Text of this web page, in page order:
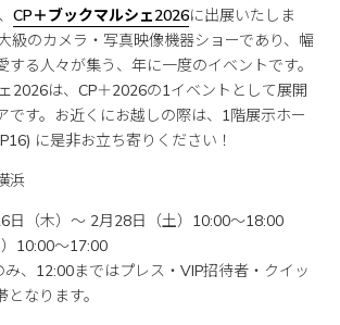
CP＋ブックマルシェ2026に出展いたしま
級のカメラ・写真映像機器ショーであり、幅
する⼈々が集う、年に⼀度のイベントです。
2026は、CP＋2026の1イベントとして展開
です。お近くにお越しの際は、1階展示ホー
に是非お立ち寄りください！
浜
日（木）〜 2月28日（土）10:00～18:00
10:00～17:00
、12:00まではプレス・VIP招待者・クイッ
なります。